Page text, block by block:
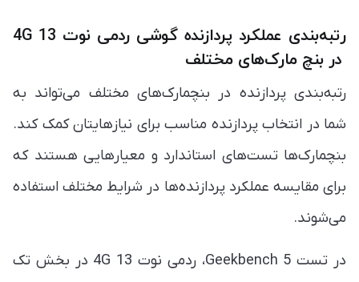
رتبه‌بندی عملکرد پردازنده گوشی ردمی نوت 13 4G
در بنچ مارک‌های مختلف
رتبه‌بندی پردازنده در بنچمارک‌های مختلف می‌تواند به
شما در انتخاب پردازنده مناسب برای نیازهایتان کمک کند.
بنچمارک‌ها تست‌های استاندارد و معیارهایی هستند که
برای مقایسه عملکرد پردازنده‌ها در شرایط مختلف استفاده
می‌شوند.
در تست Geekbench 5، ردمی نوت 13 4G در بخش تک